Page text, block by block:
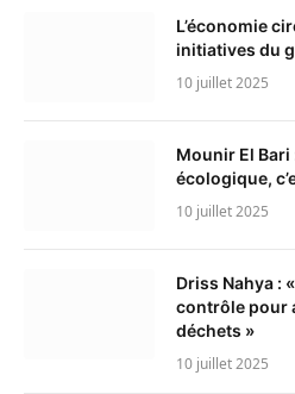
L’économie
initiatives du
10 juillet 2025
Mounir El Bari
écologique,
10 juillet 2025
Driss Nahya :
contrôle pour
déchets »
10 juillet 2025